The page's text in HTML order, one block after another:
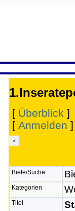
[ Überblick ]
[ Anmelden
<
Biete/Suche
Kategorien
Titel